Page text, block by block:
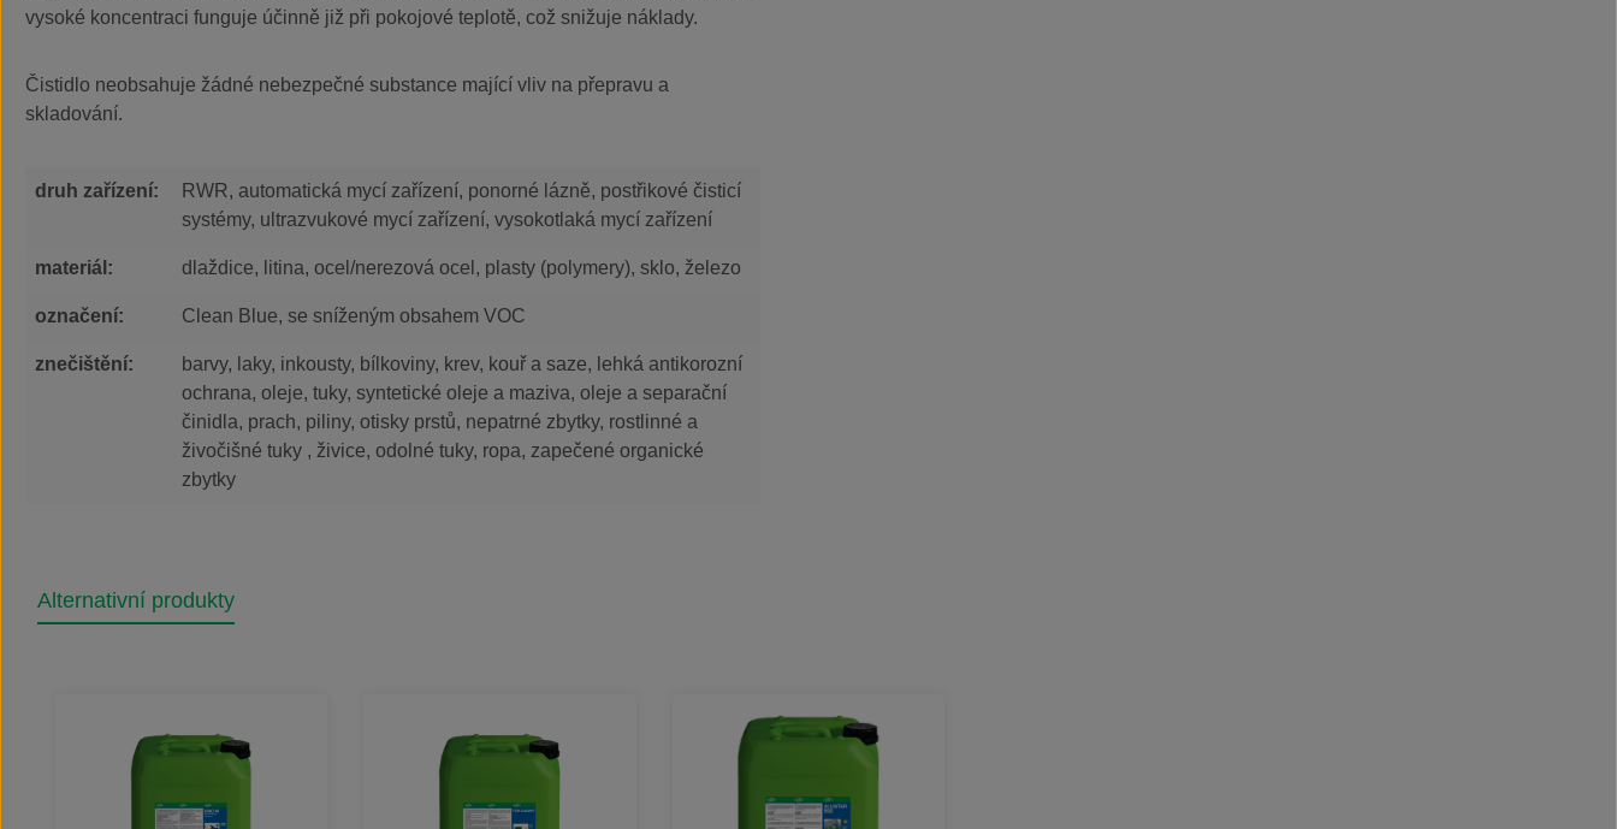
vysoké koncentraci funguje účinně již při pokojové teplotě, což snižuje náklady.
Čistidlo neobsahuje žádné nebezpečné substance mající vliv na přepravu a
skladování.
druh zařízení:
RWR, automatická mycí zařízení, ponorné lázně, postřikové čisticí
systémy, ultrazvukové mycí zařízení, vysokotlaká mycí zařízení
materiál: dlaždice, litina, ocel/nerezová ocel, plasty (polymery), sklo, železo
označení: Clean Blue, se sníženým obsahem VOC
znečištění:
barvy, laky, inkousty, bílkoviny, krev, kouř a saze, lehká antikorozní
ochrana, oleje, tuky, syntetické oleje a maziva, oleje a separační
činidla, prach, piliny, otisky prstů, nepatrné zbytky, rostlinné a
živočišné tuky , živice, odolné tuky, ropa, zapečené organické
zbytky
Alternativní produkty